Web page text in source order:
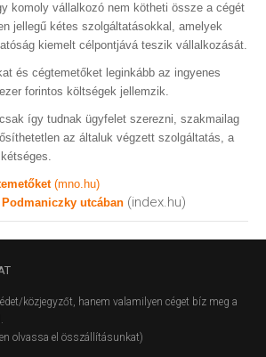
komoly vállalkozó nem kötheti össze a cégét
jellegű kétes szolgáltatásokkal, amelyek
kiemelt célpontjává teszik vállalkozását.
és cégtemetőket leginkább az ingyenes
forintos költségek jellemzik.
így tudnak ügyfelet szerezni, szakmailag
az általuk végzett szolgáltatás, a
(mno.hu)
utcában (index.hu)
közjegyzőt, hanem valamilyen céget bíz meg a
olvassa el összállításunkat)